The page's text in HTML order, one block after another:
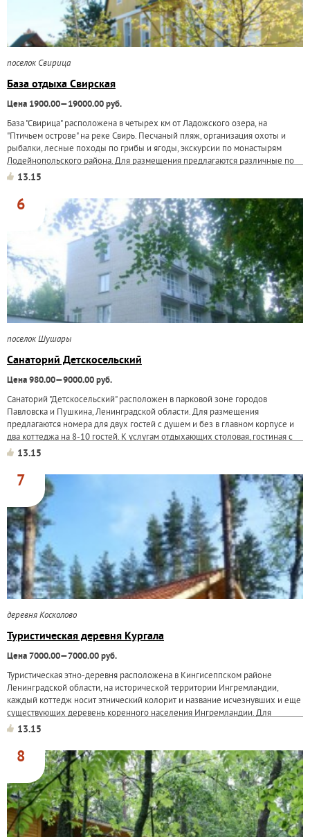
поселок Свирица
База отдыха Свирская
Цена 1900.00—19000.00 руб.
База "Свирица" расположена в четырех км от Ладожского озера, на
"Птичьем острове" на реке Свирь. Песчаный пляж, организация охоты и
рыбалки, лесные походы по грибы и ягоды, экскурсии по монастырям
Лодейнопольского района. Для размещения предлагаются различные по
степени...
13.15
6
поселок Шушары
Санаторий Детскосельский
Цена 980.00—9000.00 руб.
Санаторий "Детскосельский" расположен в парковой зоне городов
Павловска и Пушкина, Ленинградской области. Для размещения
предлагаются номера для двух гостей с душем и без в главном корпусе и
два коттеджа на 8-10 гостей. К услугам отдыхающих столовая, гостиная с
фортепиано...
13.15
7
деревня Косколово
Туристическая деревня Кургала
Цена 7000.00—7000.00 руб.
Туристическая этно-деревня расположена в Кингисеппском районе
Ленинградской области, на исторической территории Ингремландии,
каждый коттедж носит этнический колорит и название исчезнувших и еще
существующих деревень коренного населения Ингремландии. Для
комфортного размещения предлагаются...
13.15
8